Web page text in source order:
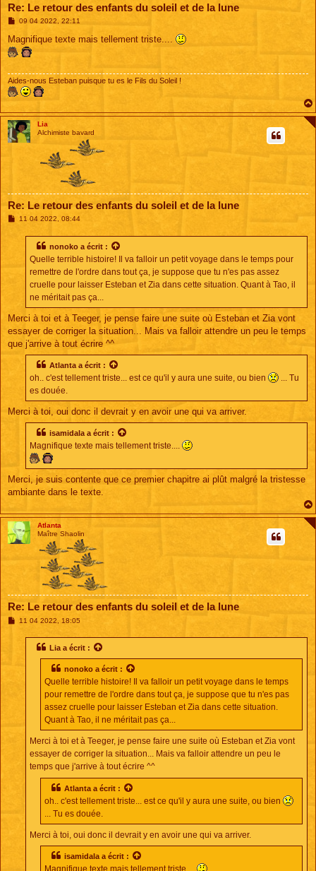
Re: Le retour des enfants du soleil et de la lune
M
s
a
09 04 2022, 22:11
Magnifique texte mais tellement triste....
Aides-nous Esteban puisque tu es le Fils du Soleil !
Lia
Alchimiste bavard
Re: Le retour des enfants du soleil et de la lune
M
11 04 2022, 08:44
nonoko a écrit :
Quelle terrible histoire! Il va falloir un petit voyage dans le temps pour
remettre de l'ordre dans tout ça, je suppose que tu n'es pas assez
cruelle pour laisser Esteban et Zia dans cette situation. Quant à Tao, il
ne méritait pas ça...
Merci à toi et à Teeger, je pense faire une suite où Esteban et Zia vont
essayer de corriger la situation... Mais va falloir attendre un peu le temps
que j'arrive à tout écrire ^^
Atlanta a écrit :
oh.. c'est tellement triste... est ce qu'il y aura une suite, ou bien
... Tu
es douée.
Merci à toi, oui donc il devrait y en avoir une qui va arriver.
isamidala a écrit :
Magnifique texte mais tellement triste....
Merci, je suis contente que ce premier chapitre ai plût malgré la tristesse
ambiante dans le texte.
Atlanta
Maître Shaolin
Re: Le retour des enfants du soleil et de la lune
M11 04 2022, 18:05
Lia a écrit :
nonoko a écrit :
Quelle terrible histoire! Il va falloir un petit voyage dans le temps
pour remettre de l'ordre dans tout ça, je suppose que tu n'es pas
assez cruelle pour laisser Esteban et Zia dans cette situation.
Quant à Tao, il ne méritait pas ça...
Merci à toi et à Teeger, je pense faire une suite où Esteban et Zia vont
essayer de corriger la situation... Mais va falloir attendre un peu le
temps que j'arrive à tout écrire ^^
Atlanta a écrit :
oh.. c'est tellement triste... est ce qu'il y aura une suite, ou bien
... Tu es douée.
Merci à toi, oui donc il devrait y en avoir une qui va arriver.
isamidala a écrit :
Magnifique texte mais tellement triste....